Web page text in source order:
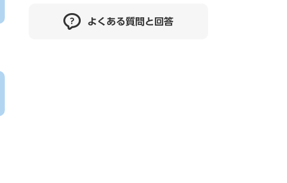
よくある質問と回答